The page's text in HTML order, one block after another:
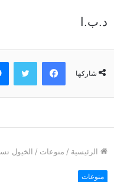
د.ب.ا
شاركها
فيسبوك